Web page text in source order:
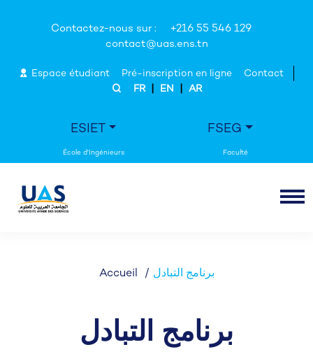
Contactez-nous sur :
+216 55 546 129
contact@uas.ens.tn
Espace étudiant Pré-inscription en ligne
Contact
FR
EN AR
ESIET FSEG
Accueil برنامج التبادل
برنامج التبادل